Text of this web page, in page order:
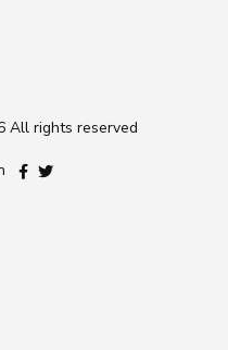
All rights reserved